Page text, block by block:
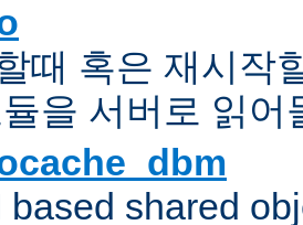
때 혹은 재시작
을 서버로 읽어
based shared